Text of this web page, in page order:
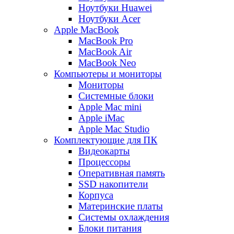
Ноутбуки Huawei
Ноутбуки Acer
Apple MacBook
MacBook Pro
MacBook Air
MacBook Neo
Компьютеры и мониторы
Мониторы
Системные блоки
Apple Mac mini
Apple iMac
Apple Mac Studio
Комплектующие для ПК
Видеокарты
Процессоры
Оперативная память
SSD накопители
Корпуса
Материнские платы
Системы охлаждения
Блоки питания